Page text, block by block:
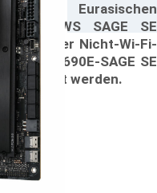
der Eurasischen
PRO WS SAGE SE
und einer Nicht-Wi-Fi-
WS X690E-SAGE SE
werden.